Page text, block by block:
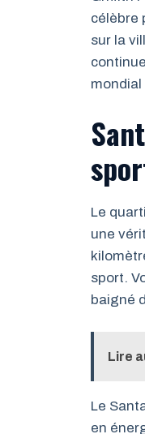
célèbre
sur la
mondial
Le
une
sport.
baigné
Lire
Le
en